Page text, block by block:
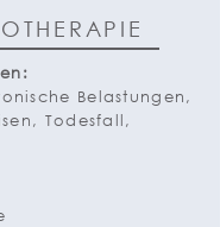
Belastungen,
Todesfall,